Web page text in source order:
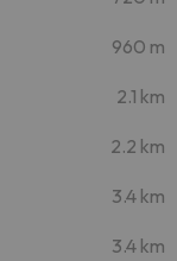
960 m
2.1 km
2.2 km
3.4 km
3.4 km